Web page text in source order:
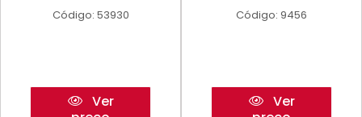
Código: 53930
Ver
Código: 9456
Ver